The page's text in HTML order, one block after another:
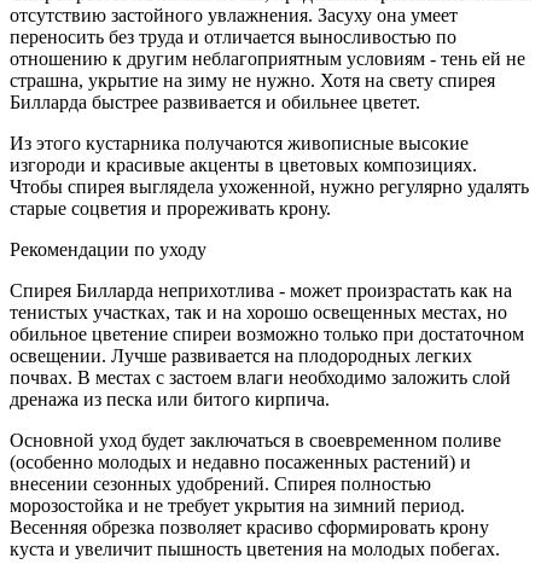
отсутствию застойного увлажнения. Засуху она умеет
переносить без труда и отличается выносливостью по
отношению к другим неблагоприятным условиям - тень ей не
страшна, укрытие на зиму не нужно. Хотя на свету спирея
Билларда быстрее развивается и обильнее цветет.
Из этого кустарника получаются живописные высокие
изгороди и красивые акценты в цветовых композициях.
Чтобы спирея выглядела ухоженной, нужно регулярно удалять
старые соцветия и прореживать крону.
Рекомендации по уходу
Спирея Билларда неприхотлива - может произрастать как на
тенистых участках, так и на хорошо освещенных местах, но
обильное цветение спиреи возможно только при достаточном
освещении. Лучше развивается на плодородных легких
почвах. В местах с застоем влаги необходимо заложить слой
дренажа из песка или битого кирпича.
Основной уход будет заключаться в своевременном поливе
(особенно молодых и недавно посаженных растений) и
внесении сезонных удобрений. Спирея полностью
морозостойка и не требует укрытия на зимний период.
Весенняя обрезка позволяет красиво сформировать крону
куста и увеличит пышность цветения на молодых побегах.